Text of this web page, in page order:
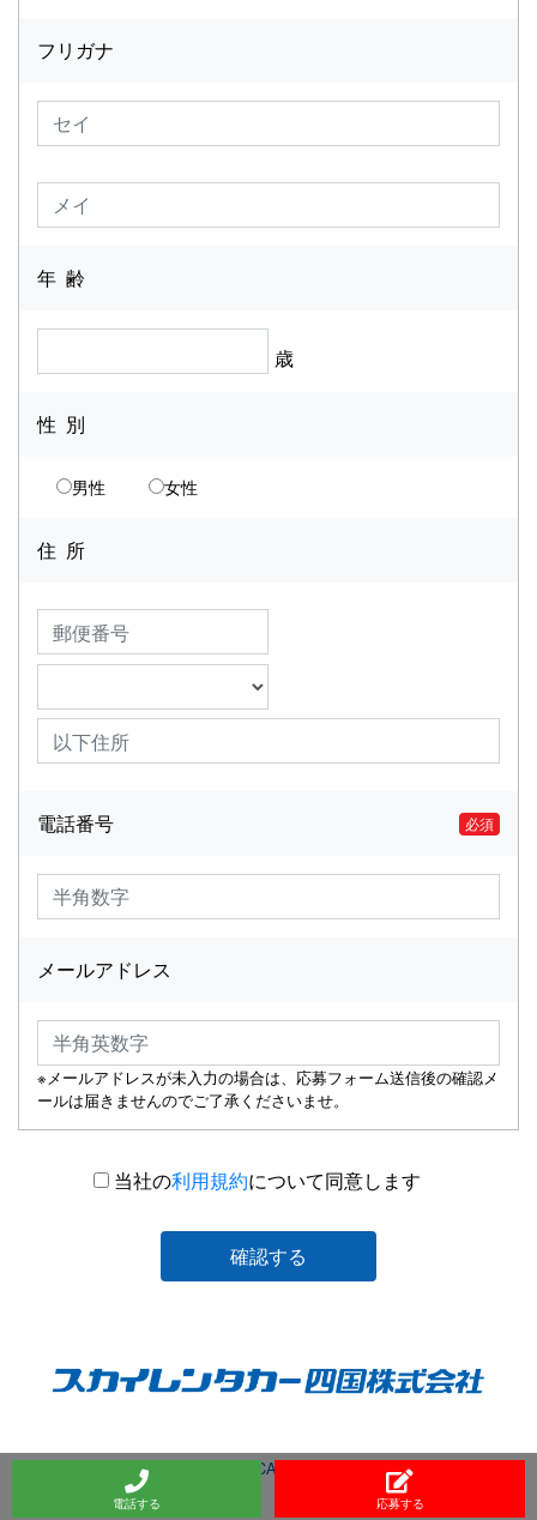
フリガナ
年 齢
歳
性 別
男性 女性
住 所
電話番号 必須
メールアドレス
※メールアドレスが未入力の場合は、応募フォーム送信後の確認メ
ールは届きませんのでご了承くださいませ。
当社の利用規約について同意します
確認する
©SKY RENT A CAR Co., Ltd. 2026
電話する 応募する